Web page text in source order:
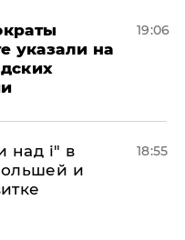
указали на
19:06
над і" в
и
18:55